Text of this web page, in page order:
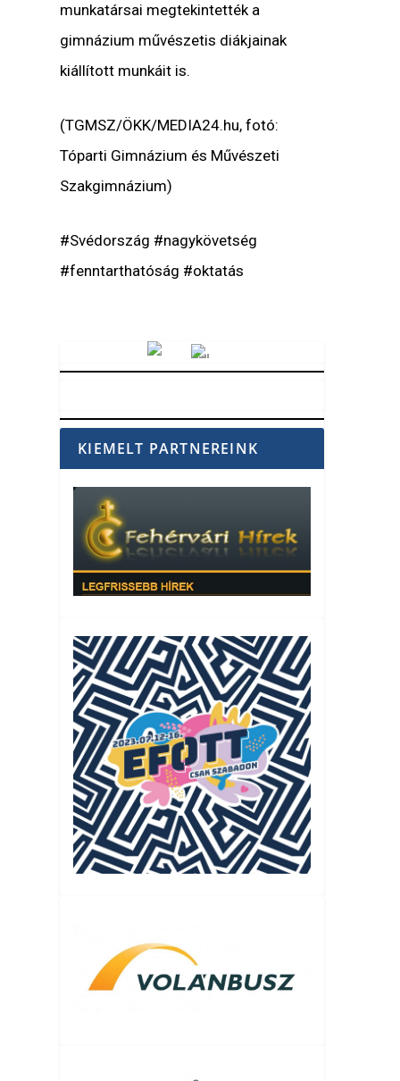
munkatársai megtekintették a
gimnázium művészetis diákjainak
kiállított munkáit is.
(TGMSZ/ÖKK/MEDIA24.hu, fotó:
Tóparti Gimnázium és Művészeti
Szakgimnázium)
#Svédország #nagykövetség
#fenntarthatóság #oktatás
KIEMELT PARTNEREINK